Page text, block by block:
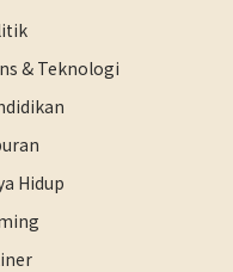
& Teknologi
Hidup